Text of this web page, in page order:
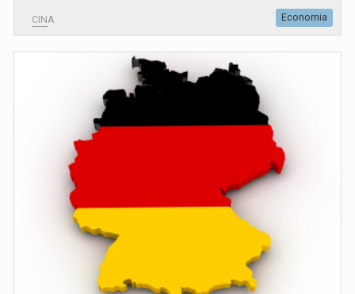
CINA Economia